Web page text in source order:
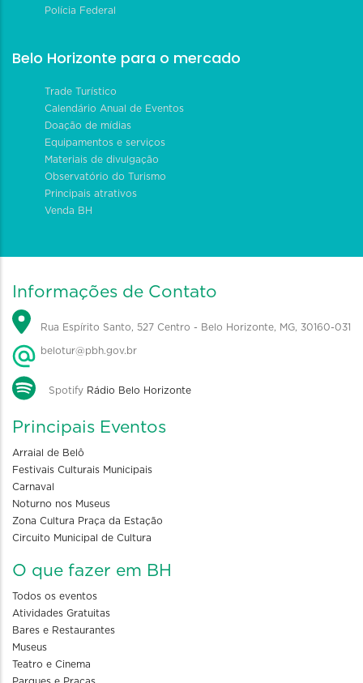
Polícia Federal
Belo Horizonte para o mercado
Trade Turístico
Calendário Anual de Eventos
Doação de mídias
Equipamentos e serviços
Materiais de divulgação
Observatório do Turismo
Principais atrativos
Venda BH
Informações de Contato
Rua Espírito Santo, 527 Centro - Belo Horizonte, MG, 30160-031
belotur@pbh.gov.br
Spotify Rádio Belo Horizonte
Principais Eventos
Arraial de Belô
Festivais Culturais Municipais
Carnaval
Noturno nos Museus
Zona Cultura Praça da Estação
Circuito Municipal de Cultura
O que fazer em BH
Todos os eventos
Atividades Gratuitas
Bares e Restaurantes
Museus
Teatro e Cinema